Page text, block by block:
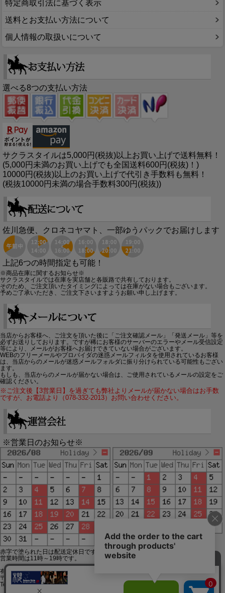
特定商取引法に基づく表示
送料とお支払い方法について
個人情報の取扱いについて
選べる8つの支払い方法
サクラスタイルは5,000円(税抜)以上お買い上げで送料無料！
(5,000円未満のお買い上げでも全国送料600円(税抜)！)
10000円(税抜)以上のお買い上げで代引き手数料も無料！
(税抜10000円未満の場合手数料300円(税抜))
佐川急便、クロネコヤマト、一部ゆうパックでお届けします
上記6つの時間指定も可能！
※商品在庫に関するお知らせ※
サクラスタイルでは在庫を実店舗と各販路で共有しております。
そのため、ご注文頂いたタイミングによっては在庫がない場合もございます。
予めご了承いただき、ご注文下さいますようお願い申し上げます。
当店からお客様へ、ご注文を頂いた後に「ご注文確認メール」「発送メール」等を
必ずお送りしております。ですが稀にお客様のサーバーのエラーやメール受信設定
等により、メールがお客様へお届けできていない場合がございます。
WEBのフリーメールやプロバイダの迷惑メールフィルタを使用されているお客様
は、当店からのメールが迷惑メールフォルダに振り分けられている可能性もござい
ます。
もしも、当店からのメールが届かない場合は、ご使用されているメールの設定をご
確認ください。
※ご注文後【3営業日】を過ぎても弊社よりメールが届かない場合はお手数
ですが、お電話より（078-332-2013）お問い合わせください。
※営業日のお知らせ※
赤字で塗られた日は配送定休日です。
営業時間は11時～19時です。
有限会社ジップジップ SakuraStyle通販事業部
〒650-0021 神戸市中央区三宮町3-9-19イトウビル1,4F
Tel:078-332-2013 FAX:078-333-6644